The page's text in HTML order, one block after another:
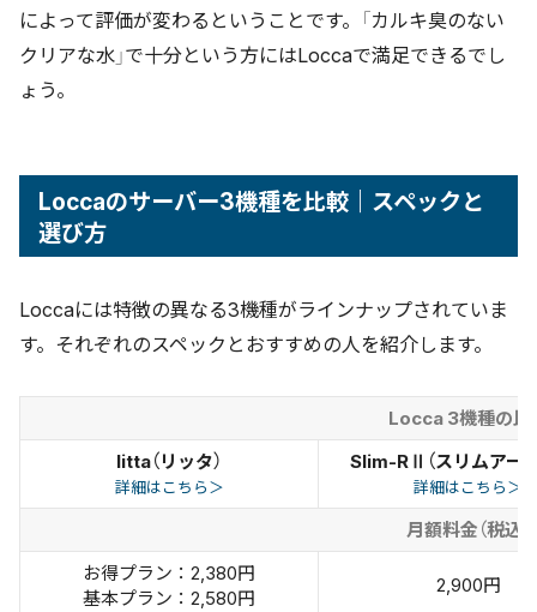
によって評価が変わるということです。「カルキ臭のない
クリアな水」で十分という方にはLoccaで満足できるでし
ょう。
Loccaのサーバー3機種を比較｜スペックと
選び方
Loccaには特徴の異なる3機種がラインナップされていま
す。それぞれのスペックとおすすめの人を紹介します。
Locca 3機種の比
litta（リッタ）
詳細はこちら＞
Slim-RⅡ（スリムアー
詳細はこちら＞
月額料金（税込）
お得プラン：2,380円
基本プラン：2,580円
2,900円